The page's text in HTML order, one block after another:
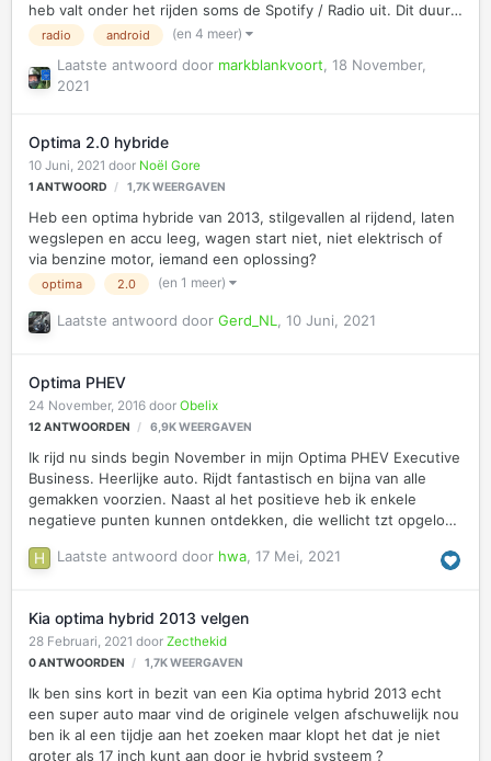
heb valt onder het rijden soms de Spotify / Radio uit. Dit duurt
een lange tijd ( 30 Min of langer) daarna komt het geluid in
een keer weer terug. De spraak bediening werkt nog wel en
praat ook terug. Ook als ik mijn mobiel niet aansluit is de radio
een keer uitgevallen, Als ik dan de auto uitzet voor een
iemand dit probleem ook gehad? Ik heb al een nieuwe update
gehad van de radio via de Kia dealer, maar dit he…
Laatste antwoord door markblankvoort, 18 November,
2021
radio android (en 4 meer)
Optima 2.0 hybride
10 Juni, 2021 door Noël Gore
1 ANTWOORD 1,7KWEERGAVEN
Heb een optima hybride van 2013, stilgevallen al rijdend, laten
wegslepen en accu leeg, wagen start niet, niet elektrisch of
via benzine motor, iemand een oplossing?
Laatste antwoord door Gerd_NL 10 Juni, 2021
optima 2.0 (en 1 meer)
Optima PHEV
24 November, 2016 door Obelix
12 ANTWOORDEN 6,9KWEERGAVEN
Ik rijd nu sinds begin November in mijn Optima PHEV Executive
Business. Heerlijke auto. Rijdt fantastisch en bijna van alle
gemakken voorzien. Naast al het positieve heb ik enkele
negatieve punten kunnen ontdekken, die wellicht tzt opgelost
jaar Q1 verwacht Voice control werkt helemaal niet. Ik krijg een
de verschillende sites van mening, en mijn Kia dealer heeft er
nog nooit van gehoord. en het is nog steed niet gelukt om in
te loggen op Mijnkia. …
Laatste antwoord door hwa 17 Mei, 2021
Kia optima hybrid 2013 velgen
28 Februari, 2021 door Zecthekid
0ANTWOORDEN 1,7KWEERGAVEN
Ik ben sins kort in bezit van een Kia optima hybrid 2013 echt
een super auto maar vind de originele velgen afschuwelijk nou
ben ik al een tijdje aan het zoeken maar klopt het dat je niet
groter als 17 inch kunt aan door je hybrid systeem ?